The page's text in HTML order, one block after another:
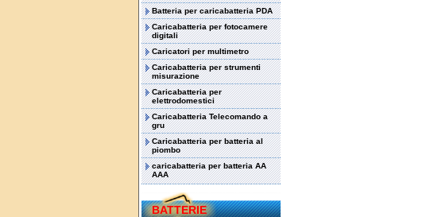
Batteria per caricabatteria PDA
Caricabatteria per fotocamere
digitali
Caricatori per multimetro
Caricabatteria per strumenti
misurazione
Caricabatteria per
elettrodomestici
Caricabatteria Telecomando a
gru
Caricabatteria per batteria al
piombo
caricabatteria per batteria AA
AAA
BATTERIE